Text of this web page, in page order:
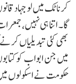
کرناٹک میں لو جہاد
گا۔ اتنا ہی نہیں،
بھی کئی تبدیلیاں
میں جن ابواب کو
حکومت نے اسکولوں میں